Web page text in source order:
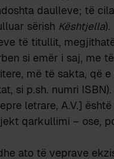
daulleve; të
sërish Kështjella).
të titullit,
si emër i saj, me
më të sakta, që
si p.sh. numri
letrare, A.V.]
qarkullimi – ose,
ato të veprave